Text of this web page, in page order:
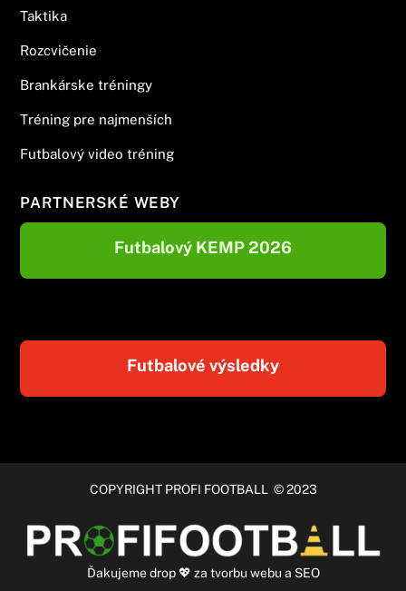
Taktika
Rozcvičenie
Brankárske tréningy
Tréning pre najmenších
Futbalový video tréning
PARTNERSKÉ WEBY
Futbalový KEMP 2026
Futbalové výsledky
COPYRIGHT PROFI FOOTBALL © 2023
Ďakujemedrop💖 za tvorbu webu a SEO